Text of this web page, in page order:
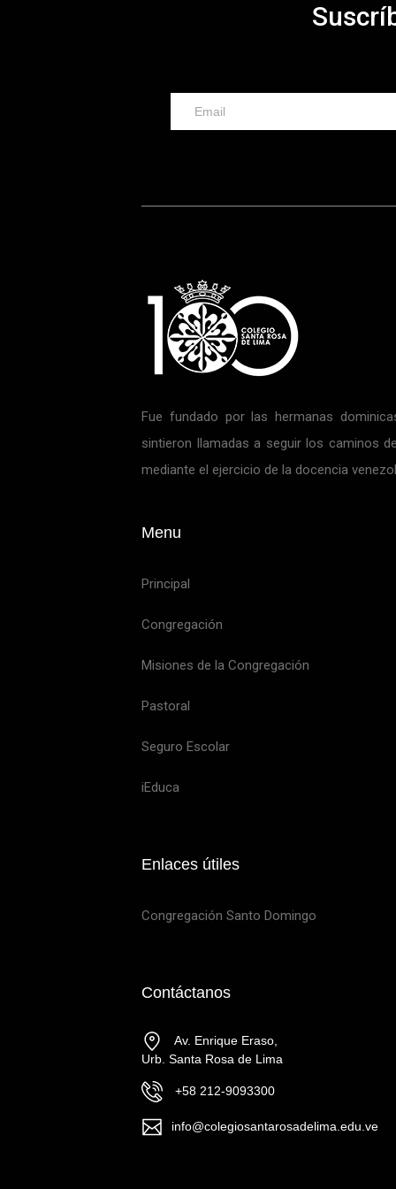
Fue fundado por las hermanas
sintieron llamadas a seguir los caminos
mediante el ejercicio de la docencia
Menu
Principal
Congregación
Misiones de la Congregación
Pastoral
Seguro Escolar
iEduca
Enlaces útiles
Congregación Santo Domingo
Contáctanos
Av. Enrique Eraso,
Urb. Santa Rosa de Lima
+58 212-9093300
info@colegiosantarosadelima.edu.ve